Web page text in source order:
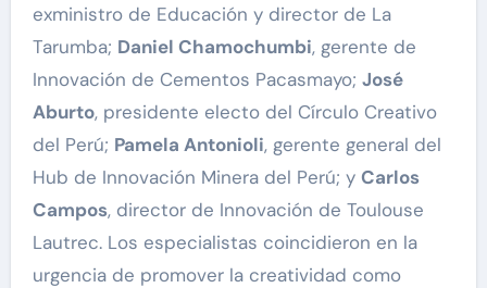
exministro de Educación y director de La
Tarumba; Daniel Chamochumbi, gerente de
Innovación de Cementos Pacasmayo; José
Aburto, presidente electo del Círculo Creativo
del Perú; Pamela Antonioli, gerente general del
Hub de Innovación Minera del Perú; y Carlos
Campos, director de Innovación de Toulouse
Lautrec. Los especialistas coincidieron en la
urgencia de promover la creatividad como